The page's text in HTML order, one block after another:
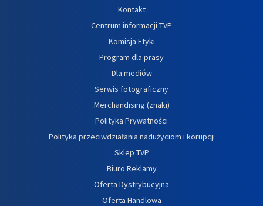
Kontakt
Centrum informacji TVP
Komisja Etyki
Program dla prasy
Dla mediów
Serwis fotograficzny
Merchandising (znaki)
Polityka Prywatności
Polityka przeciwdziałania nadużyciom i korupcji
Sklep TVP
Biuro Reklamy
Oferta Dystrybucyjna
Oferta Handlowa